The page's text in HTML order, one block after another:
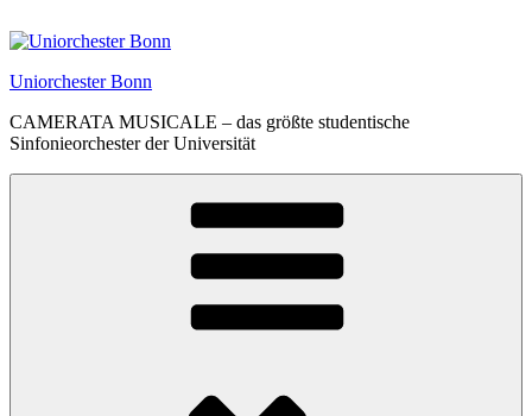
Inhalt
Uniorchester Bonn
CAMERATA MUSICALE – das größte studentische
Sinfonieorchester der Universität